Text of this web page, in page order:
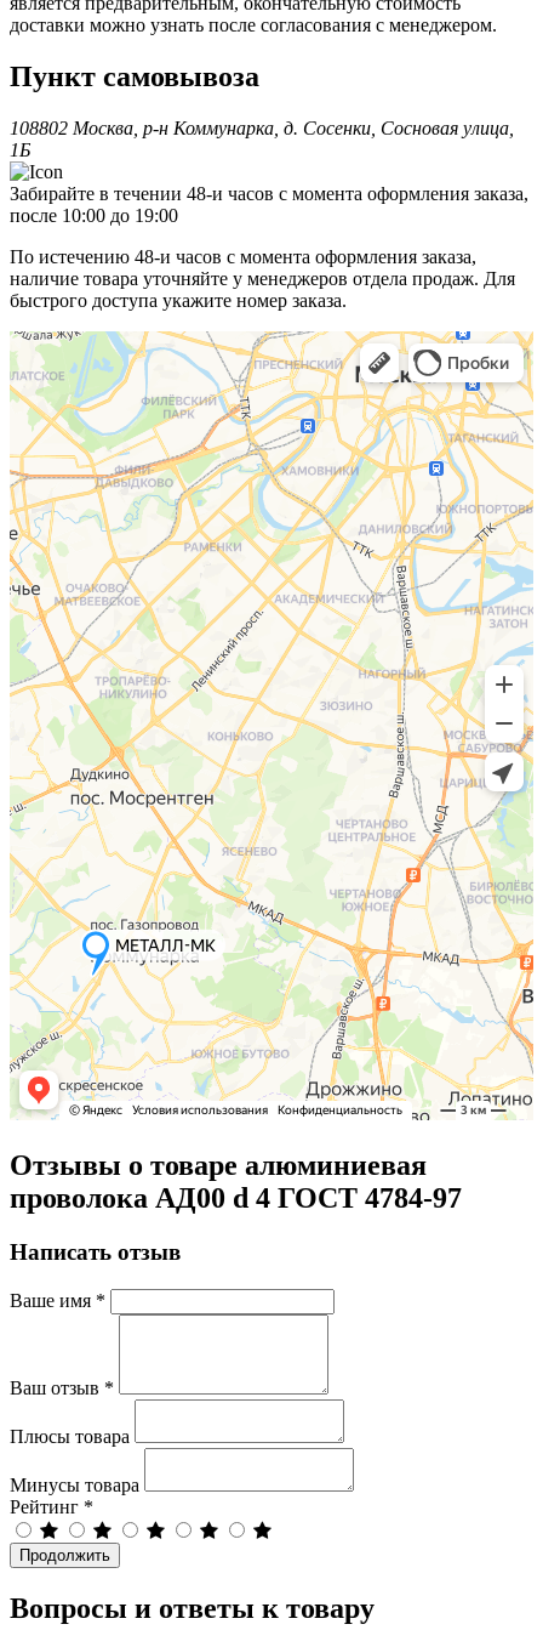
доставки можно узнать после согласования с менеджером.
Пункт самовывоза
108802 Москва, р-н Коммунарка, д. Сосенки, Сосновая улица,
1Б
Забирайте в течении 48-и часов с момента оформления заказа,
после 10:00 до 19:00
По истечению 48-и часов с момента оформления заказа,
наличие товара уточняйте у менеджеров отдела продаж. Для
быстрого доступа укажите номер заказа.
Отзывы о товаре алюминиевая
проволока АД00 d 4 ГОСТ 4784-97
Написать отзыв
Ваше имя *
Ваш отзыв *
Плюсы товара
Минусы товара
Рейтинг *
Продолжить
Вопросы и ответы к товару